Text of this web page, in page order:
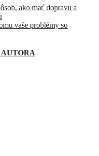
ako mať dopravu a
vaše problémy so